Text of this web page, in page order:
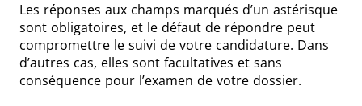
Les réponses aux champs marqués d’un astérisque
sont obligatoires, et le défaut de répondre peut
compromettre le suivi de votre candidature. Dans
d’autres cas, elles sont facultatives et sans
conséquence pour l’examen de votre dossier.